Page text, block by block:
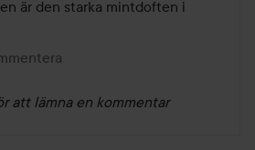
är den starka mintdoften i
att lämna en kommentar